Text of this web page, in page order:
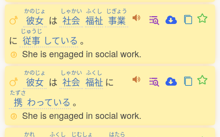
かのじょ
彼女 は
しゃかい
社会
ふくし
福祉
じぎょう
事業
に
じゅうじ
従事 している 。
She is engaged in social work.
かのじょ
彼女 は
しゃかい
社会
ふくし
福祉 に
たずさ
携 わっている 。
She is engaged in social work.
かれ ふくし じむしょ はたら